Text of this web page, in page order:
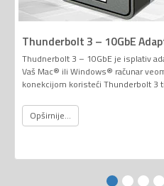
Thunderbolt 3 – 10GbE
Thudnerbolt 3 – 10GbE je isplativ
Vaš Mac® ili Windows® računar
konekcijom koristeći Thunderbolt 3
Opširnije...